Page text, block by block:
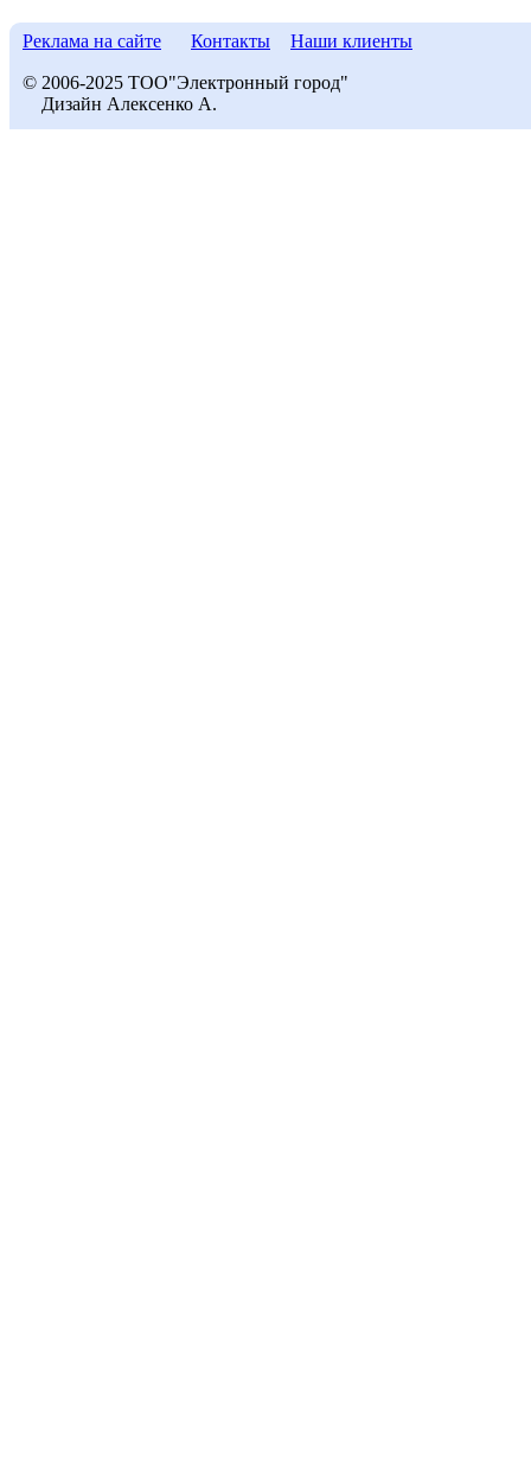
Реклама на сайте Контакты Наши клиенты
© 2006-2025 ТОО"Электронный город"
Дизайн Алексенко А.